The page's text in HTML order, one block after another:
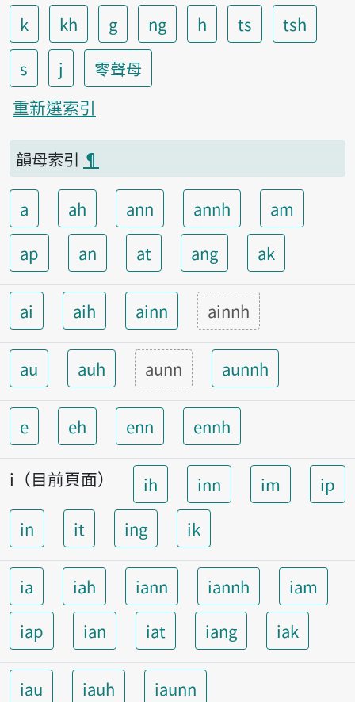
k kh g ng h ts
tsh
s
j
零聲母
重新選索引
韻母索引 ¶
a ah ann annh
am
ap
an at ang ak
ai aih ainn ainnh
au auh aunn aunnh
e eh enn ennh
i（目前頁面） ih inn im
ip
in
it ing ik
ia iah iann iannh
iam
iap
ian iat iang iak
iau iauh iaunn